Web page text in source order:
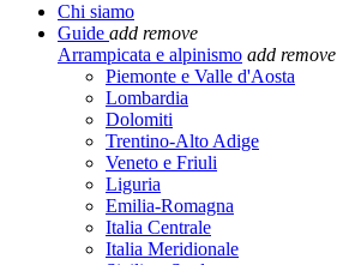
Chi siamo
Guide add remove
Arrampicata e alpinismo add remove
Piemonte e Valle d'Aosta
Lombardia
Dolomiti
Trentino-Alto Adige
Veneto e Friuli
Liguria
Emilia-Romagna
Italia Centrale
Italia Meridionale